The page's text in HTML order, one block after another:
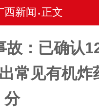
西新闻 • 正文
故：已确认
常见有机炸
分